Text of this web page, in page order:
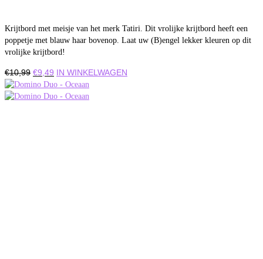
Krijtbord met meisje van het merk Tatiri. Dit vrolijke krijtbord heeft een
poppetje met blauw haar bovenop. Laat uw (B)engel lekker kleuren op dit
vrolijke krijtbord!
€10,99 Oorspronkelijke
prijs
was:
€9,49 Huidige
prijs
is:
IN WINKELWAGEN